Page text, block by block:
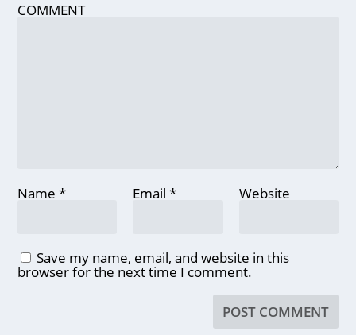
COMMENT
Name* Email * Website
Save my name, email, and website in this
browser for the next time I comment.